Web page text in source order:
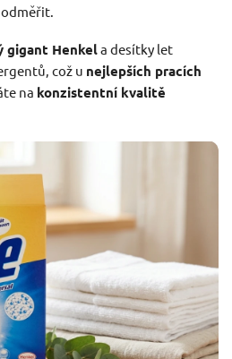
odměřit.
gigant Henkela desítky let
což u nejlepších pracích
na konzistentní kvalitě